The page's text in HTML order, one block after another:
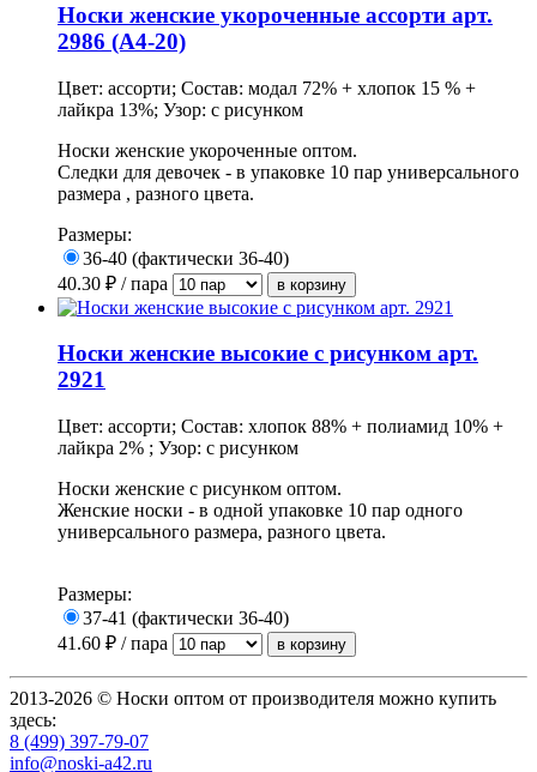
Носки женские укороченные ассорти арт.
2986 (А4-20)
Цвет: ассорти; Состав: модал 72% + хлопок 15 % +
лайкра 13%; Узор: с рисунком
Носки женские укороченные оптом.
Следки для девочек - в упаковке 10 пар универсального
размера , разного цвета.
Размеры:
36-40 (фактически 36-40)
40.30 ₽ / пара
Носки женские высокие с рисунком арт.
2921
Цвет: ассорти; Состав: хлопок 88% + полиамид 10% +
лайкра 2% ; Узор: с рисунком
Носки женские с рисунком оптом.
Женские носки - в одной упаковке 10 пар одного
универсального размера, разного цвета.
Размеры:
37-41 (фактически 36-40)
41.60 ₽ / пара
2013-2026 © Носки оптом от производителя можно купить
здесь:
8 (499) 397-79-07
info@noski-a42.ru